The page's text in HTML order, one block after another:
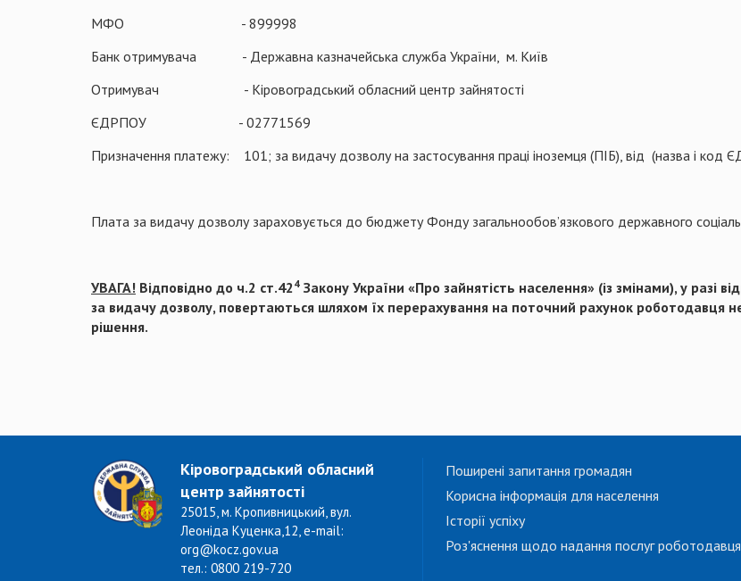
МФО - 899998
Банк отримувача - Державна казначейська служба України, м. Київ
Отримувач - Кіровоградський обласний центр зайнятості
ЄДРПОУ - 02771569
Призначення платежу: 101; за видачу дозволу на застосування праці іноземця (ПІБ), від (назва і
Плата за видачу дозволу зараховується до бюджету Фонду загальнообов’язкового державного
УВАГА! Відповідно до ч.2 ст.424 Закону України «Про зайнятість населення» (із змінами), у разі
за видачу дозволу, повертаються шляхом їх перерахування на поточний рахунок роботодавця
рішення.
Кіровоградський обласний
центр зайнятості
25015, м. Кропивницький, вул.
Леоніда Куценка,12, e-mail:
org@kocz.gov.ua
тел.: 0800 219-720
Поширені запитання громадян
Корисна інформація для населення
Історії успіху
Роз'яснення щодо надання послуг